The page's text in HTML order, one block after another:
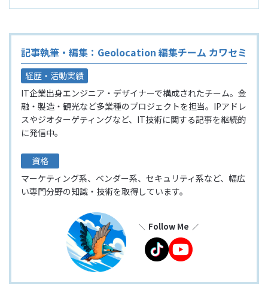
記事執筆・編集：Geolocation 編集チーム カワセミ
経歴・活動実績
IT企業出身エンジニア・デザイナーで構成されたチーム。金
融・製造・観光など多業種のプロジェクトを担当。IPアドレ
スやジオターゲティングなど、IT技術に関する記事を継続的
に発信中。
資格
マーケティング系、ベンダー系、セキュリティ系など、幅広
い専門分野の知識・技術を取得しています。
Follow Me